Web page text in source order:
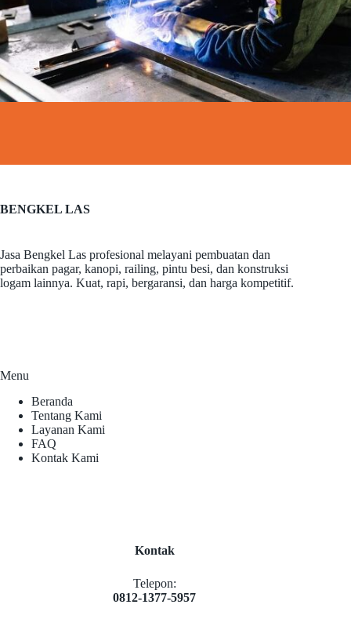
BENGKEL LAS
Jasa Bengkel Las profesional melayani pembuatan dan
perbaikan pagar, kanopi, railing, pintu besi, dan konstruksi
logam lainnya. Kuat, rapi, bergaransi, dan harga kompetitif.
Menu
Beranda
Tentang Kami
Layanan Kami
FAQ
Kontak Kami
Kontak
Telepon:
0812-1377-5957